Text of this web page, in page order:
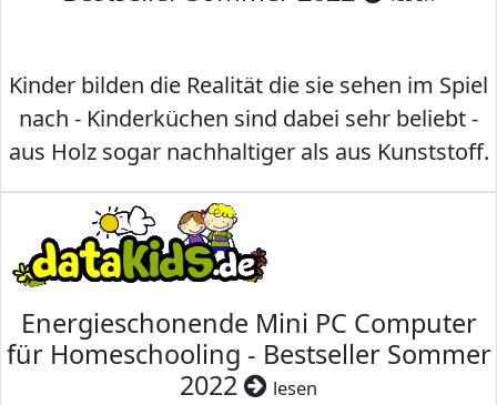
Kinder bilden die Realität die sie sehen im Spiel
nach - Kinderküchen sind dabei sehr beliebt -
aus Holz sogar nachhaltiger als aus Kunststoff.
Energieschonende Mini PC Computer
für Homeschooling - Bestseller Sommer
2022
lesen